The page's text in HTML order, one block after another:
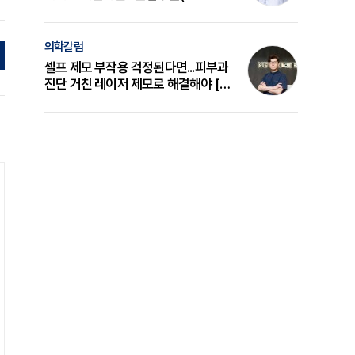
의학칼럼
셀프 제모 부작용 걱정된다면...피부과
진단 거친 레이저 제모로 해결해야 [변